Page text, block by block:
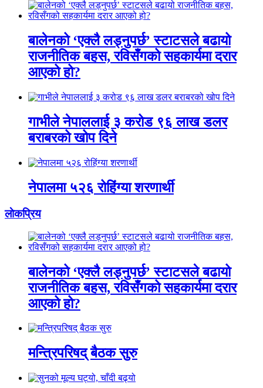
बालेनको ‘एक्लै लड्नुपर्छ’ स्टाटसले बढायो
राजनीतिक बहस, रविसँगको सहकार्यमा दरार
आएको हो?
गाभीले नेपाललाई ३ करोड ९६ लाख डलर
बराबरको खोप दिने
नेपालमा ५२६ रोहिंग्या शरणार्थी
लाेकप्रिय
बालेनको ‘एक्लै लड्नुपर्छ’ स्टाटसले बढायो
राजनीतिक बहस, रविसँगको सहकार्यमा दरार
आएको हो?
मन्त्रिपरिषद् बैठक सुरु